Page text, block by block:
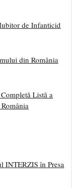
de Infanticid
din România
Listă a
INTERZIS în Presa